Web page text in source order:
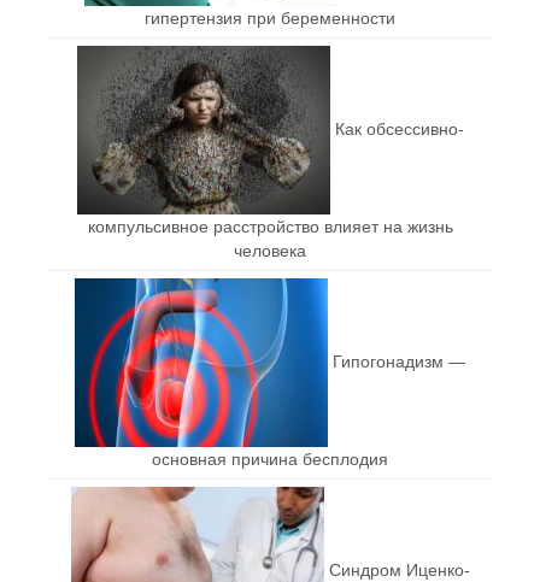
гипертензия при беременности
Как обсессивно-
компульсивное расстройство влияет на жизнь
человека
Гипогонадизм —
основная причина бесплодия
Синдром Иценко-